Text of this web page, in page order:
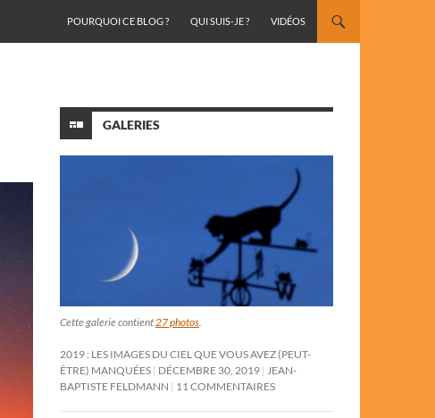
POURQUOI CE BLOG ?
QUI SUIS-JE ? VIDÉOS
GALERIES
Cette galerie contient27 photos.
2019 : LES IMAGES DU CIEL QUE VOUS AVEZ (PEUT-
ÊTRE) MANQUÉES DÉCEMBRE 30, 2019 JEAN-
BAPTISTE FELDMANN
11 COMMENTAIRES